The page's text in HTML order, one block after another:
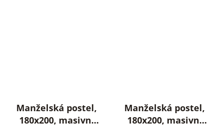
Manželská postel,
180x200, masivní
Manželská postel,
180x200, masivní